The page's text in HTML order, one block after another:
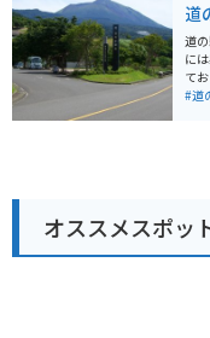
さ
た
高
も
で、
の
道
道
に
てお
の
は
で
温
が
て
#道
オススメスポッ